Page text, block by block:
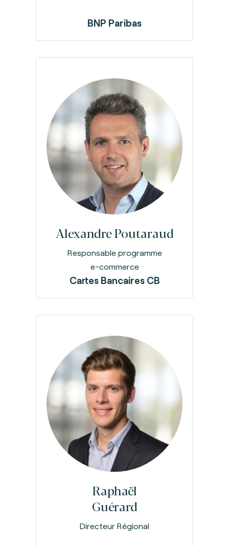
BNP Paribas
Alexandre Poutaraud
Responsable programme
e-commerce
Cartes Bancaires CB
Raphaël
Guérard
Directeur Régional